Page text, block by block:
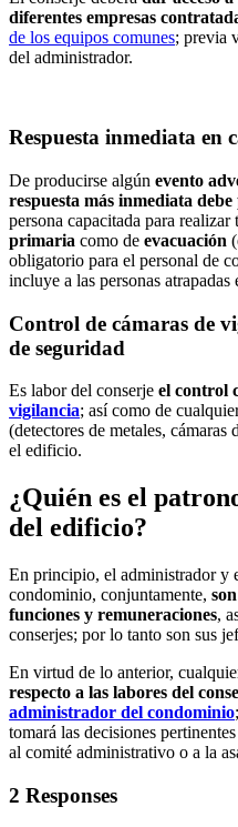
diferentes empresas
de los equipos comunes; previa
del administrador.
Respuesta inmediata en
De producirse algún evento
respuesta más inmediata
persona capacitada para realizar
primaria como de evacuación
obligatorio para el personal de
incluye a las personas atrapadas
Control de cámaras de
de seguridad
Es labor del conserje el control
vigilancia; así como de
(detectores de metales,
el edificio.
¿Quién es el
del edificio?
En principio, el administrador y
condominio, conjuntamente,
funciones y remuneraciones,
conserjes; por lo tanto son sus
En virtud de lo anterior,
respecto a las labores del
administrador del condominio
tomará las decisiones
al comité administrativo o a la
2 Responses